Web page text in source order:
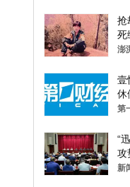
抢
死
间
澎
壹
休
第
“
攻
公
新